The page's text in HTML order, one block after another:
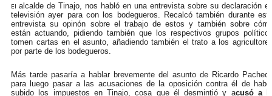
El alcalde de Tinajo, nos habló en una entrevista sobre su declaración
televisión ayer para con los bodegueros. Recalcó también durante
entrevista su opinón sobre el trabajo de estos y también sobre
están actuando, pidiendo también que los respectivos grupos
tomen cartas en el asunto, añadiendo también el trato a los
por parte de los bodegueros.
Más tarde pasaría a hablar brevemente del asunto de Ricardo
para luego pasar a las acusaciones de la oposición contra él de
subido los impuestos en Tinajo, cosa que él desmintió y acusó a